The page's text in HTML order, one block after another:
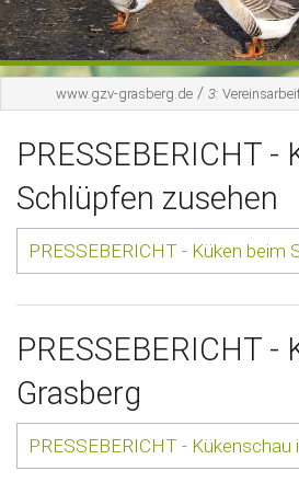
Gästebuch
Kontaktwww.gzv-grasberg.de / 3:
PRESSEBERICHT -
Schlüpfen zusehen
PRESSEBERICHT - Küken beim
PRESSEBERICHT -
Grasberg
PRESSEBERICHT - Kükenschau